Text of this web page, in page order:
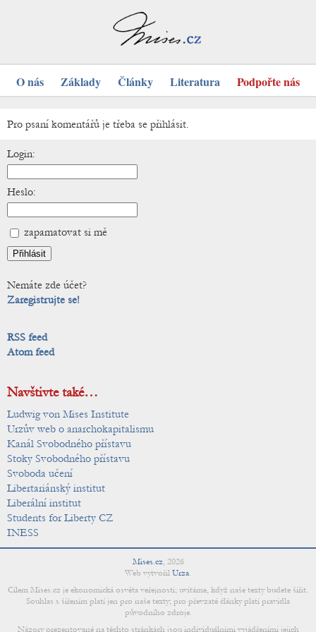
O nás Základy Články Literatura Podpořte nás
Pro psaní komentářů je třeba se přihlásit.
Login:
Heslo:
zapamatovat si mě
Nemáte zde účet?
Zaregistrujte se!
RSS feed
Atom feed
Navštivte také…
Ludwig von Mises Institute
Urzův web o anarchokapitalismu
Kanál Svobodného přístavu
Stoky Svobodného přístavu
Svoboda učení
Libertariánský institut
Liberální institut
Students for Liberty CZ
INESS
Mises.cz, 2026
Web vytvořil Urza.
Cílem Mises.cz je ekonomická osvěta veřejnosti; uvítáme, když naše texty budete šířit.
Souhlas s šířením platí jen pro naše texty; pro převzaté články platí pravidla
původního zdroje.
Názory prezentované na těchto stránkách jsou individuálními vyjádřeními jejich